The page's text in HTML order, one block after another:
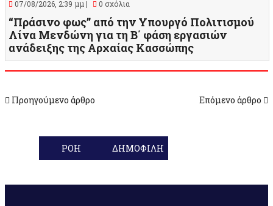
07/08/2026, 2:39 μμ | 0 σχόλια
“Πράσινο φως” από την Υπουργό Πολιτισμού
Λίνα Μενδώνη για τη Β΄ φάση εργασιών
ανάδειξης της Αρχαίας Κασσώπης
Προηγούμενο άρθρο Επόμενο άρθρο
ΡΟΗ ΔΗΜΟΦΙΛΗ